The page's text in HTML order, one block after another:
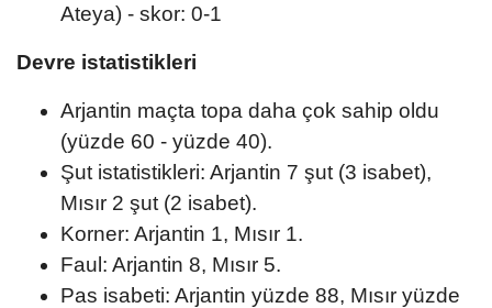
Ateya) - skor: 0-1
Devre istatistikleri
Arjantin maçta topa daha çok sahip oldu
(yüzde 60 - yüzde 40).
Şut istatistikleri: Arjantin 7 şut (3 isabet),
Mısır 2 şut (2 isabet).
Korner: Arjantin 1, Mısır 1.
Faul: Arjantin 8, Mısır 5.
Pas isabeti: Arjantin yüzde 88, Mısır yüzde